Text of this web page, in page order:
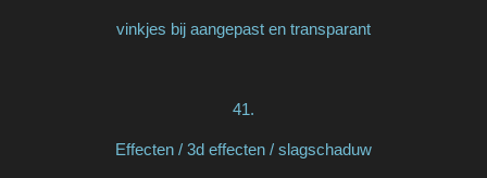
vinkjes bij aangepast en transparant
41.
Effecten / 3d effecten / slagschaduw